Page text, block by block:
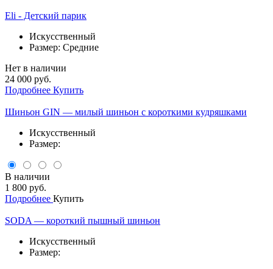
Eli - Детский парик
Искусственный
Размер: Средние
Нет в наличии
24 000 руб.
Подробнее Купить
Шиньон GIN — милый шиньон с короткими кудряшками
Искусственный
Размер:
В наличии
1 800 руб.
Подробнее Купить
SODA — короткий пышный шиньон
Искусственный
Размер: